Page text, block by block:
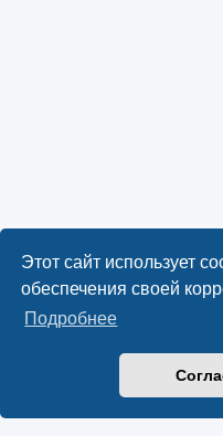
Этот сайт использует
обеспечения своей
Подробнее